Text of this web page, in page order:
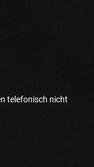
telefonisch nicht